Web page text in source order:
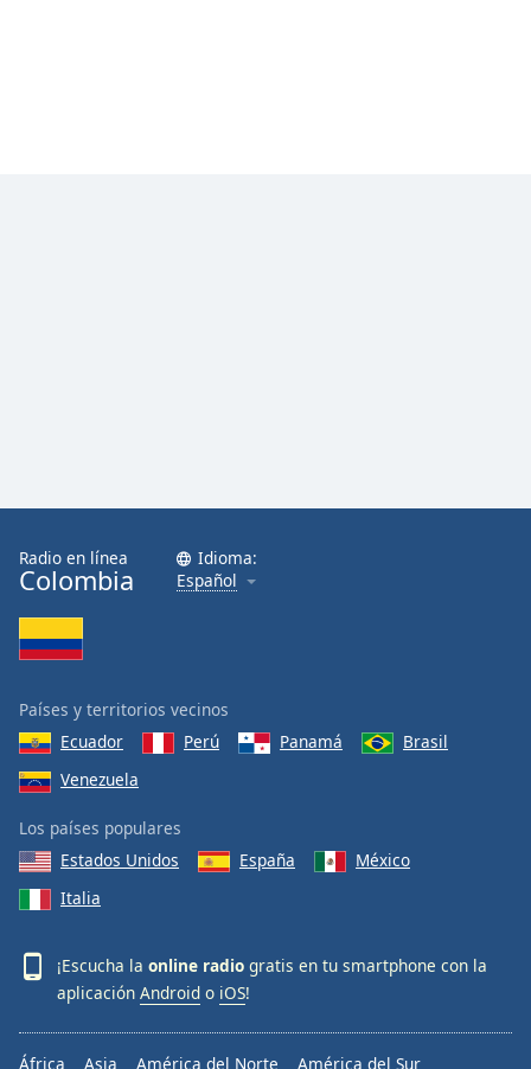
Radio en línea
Colombia
Idioma:
Español
Países y territorios vecinos
Ecuador
Perú Panamá
Brasil
Venezuela
Los países populares
Estados Unidos
España
México
Italia
¡Escucha la online radio gratis en tu smartphone con la
aplicación Android o iOS!
África Asia América del Norte América del Sur